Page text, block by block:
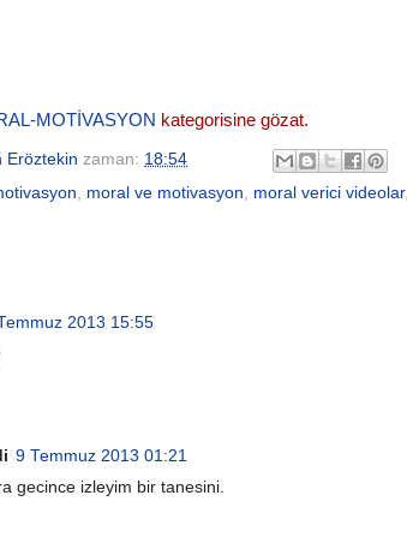
MOTİVASYON kategorisine gözat.
Eröztekin zaman: 18:54
moral ve motivasyon moral verici videolar,
2013 15:55
9 Temmuz 2013 01:21
gecince izleyim bir tanesini.